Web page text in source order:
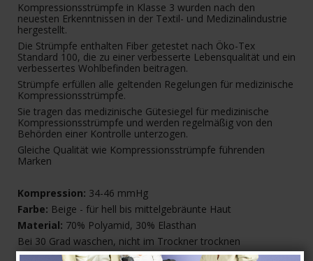
Kompressionsstrümpfe in Klasse 3 wurden nach den
neuesten Erkenntnissen in der Textil- und Medizinalindustrie
hergestellt.
Die Strümpfe enthalten Fiber getestet nach Öko-Tex
Standard 100, die zu einer verbesserte Lebensqualität und ein
verbessertes Wohlbefinden beitragen.
Strümpfe erfüllen alle geltenden Regelungen für medizinische
Kompressionsstrümpfe.
Sie tragen das medizinische Gütesiegel für medizinische
Kompressionsstrümpfe und werden regelmäßig von den
Behörden einer Kontrolle unterzogen.
Gleiche Qualität wie Kompressionsstrümpfe führenden
Marken
Kompression: 34-46 mmHg
Farbe: Beige - für hell bis mittelgebräunte Haut
Material: 70% Polyamid, 30% Elasthan
Bei 30 Grad waschen, nicht im Trockner trocknen